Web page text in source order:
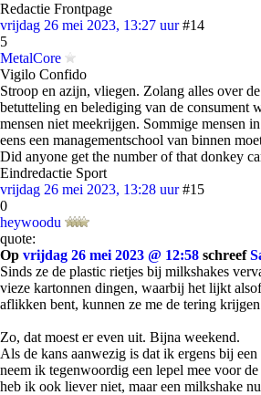
Redactie Frontpage
vrijdag 26 mei 2023, 13:27 uur #14
5
MetalCore
Vigilo Confido
Stroop en azijn, vliegen. Zolang alles over
betutteling en belediging van de consument
mensen niet meekrijgen. Sommige mensen
eens een managementschool van binnen
Did anyone get the number of that donkey
Eindredactie Sport
vrijdag 26 mei 2023, 13:28 uur #15
0
heywoodu
quote:
Op vrijdag 26 mei 2023 @ 12:58 schreef
Sinds ze de plastic rietjes bij milkshakes
vieze kartonnen dingen, waarbij het lijkt
aflikken bent, kunnen ze me de tering
Zo, dat moest er even uit. Bijna weekend.
Als de kans aanwezig is dat ik ergens bij
neem ik tegenwoordig een lepel mee voor
heb ik ook liever niet, maar een milkshake